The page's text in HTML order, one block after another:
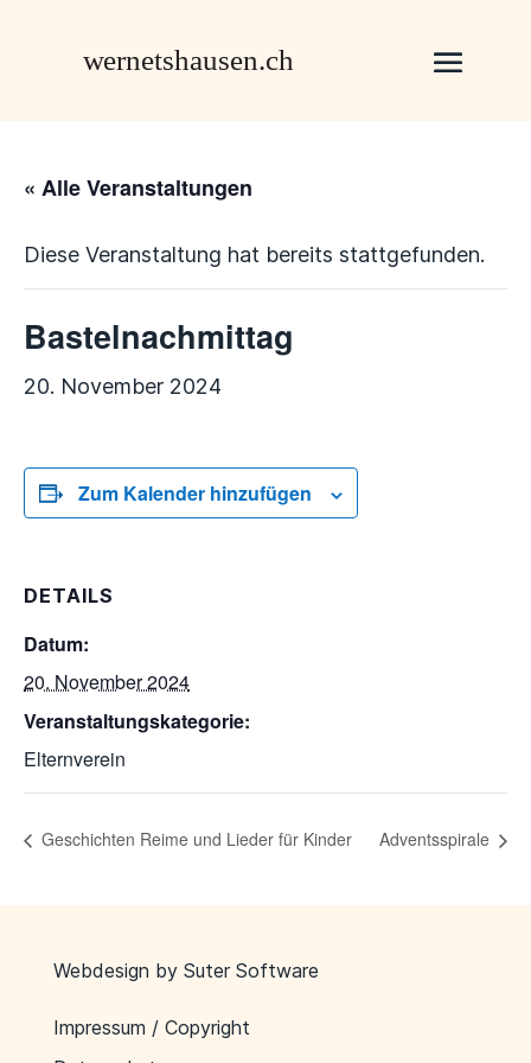
« Alle Veranstaltungen
Diese Veranstaltung hat bereits stattgefunden.
Bastelnachmittag
20. November 2024
Zum Kalender hinzufügen
DETAILS
Datum:
20. November 2024
Veranstaltungskategorie:
Elternverein
Geschichten Reime und Lieder für Kinder Adventsspirale
Webdesign by Suter Software
Impressum / Copyright